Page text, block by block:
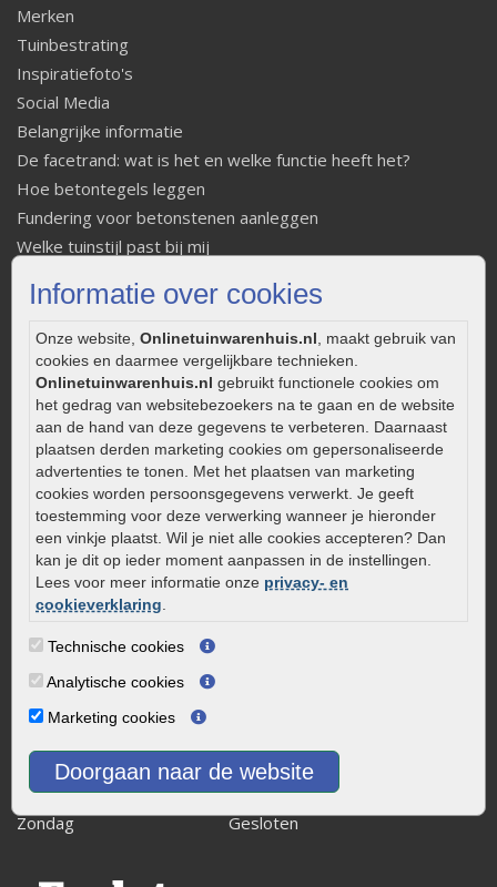
Informatie over cookies
Onze website, Onlinetuinwarenhuis.nl, maakt gebruik van
cookies en daarmee vergelijkbare technieken.
Onlinetuinwarenhuis.nl gebruikt functionele cookies om
het gedrag van websitebezoekers na te gaan en de website
aan de hand van deze gegevens te verbeteren. Daarnaast
plaatsen derden marketing cookies om gepersonaliseerde
advertenties te tonen. Met het plaatsen van marketing
cookies worden persoonsgegevens verwerkt. Je geeft
toestemming voor deze verwerking wanneer je hieronder
een vinkje plaatst. Wil je niet alle cookies accepteren? Dan
kan je dit op ieder moment aanpassen in de instellingen.
Lees voor meer informatie onze privacy- en
cookieverklaring.
Technische cookies
Analytische cookies
Marketing cookies
Doorgaan naar de website
Merken
Tuinbestrating
Inspiratiefoto's
Social Media
Belangrijke informatie
De facetrand: wat is het en welke functie heeft het?
Hoe betontegels leggen
Fundering voor betonstenen aanleggen
Welke tuinstijl past bij mij
Legverbanden gebakken bestrating
Onderhoud van gebakken bestrating
Aanlegtips voor gebakken bestrating
Zelf een terras aanleggen
Kleine stadstuin inrichten
0320 – 219170
Kaapstanderweg 41
8243 RB Lelystad
info@onlinetuinwarenhuis.nl
Routebeschrijving
Openingstijden
Maandag
Dinsdag
Woensdag
Vrijdag
08:00 - 17:00
Zaterdag
08:00 - 15.00
Zondag
Gesloten